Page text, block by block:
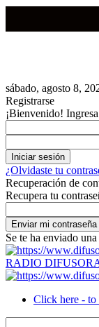
sábado, agosto 8,
Registrarse
¡Bienvenido!
¿Olvidaste tu
Recuperación de
Recupera tu
Se te ha enviado
RADIO
Click here - to